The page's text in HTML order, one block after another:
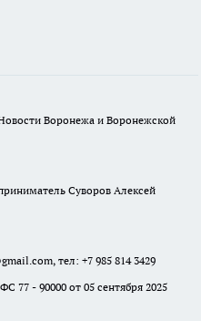
Воронежа и Воронежской
Суворов Алексей
тел: +7 985 814 3429
77 - 90000 от 05 сентября 2025